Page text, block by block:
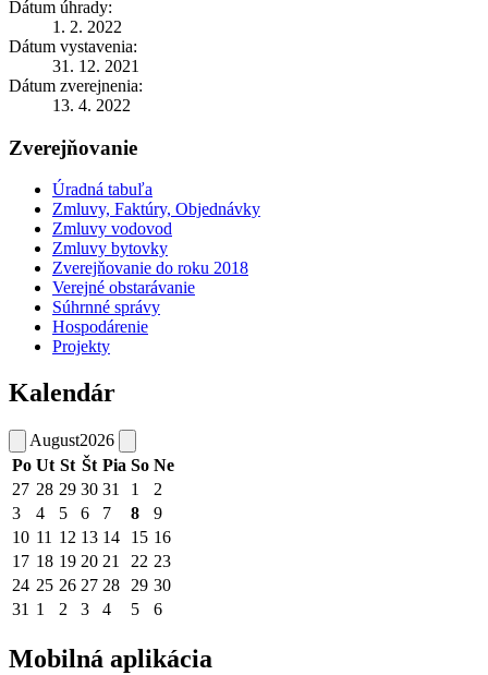
Dátum úhrady:
1. 2. 2022
Dátum vystavenia:
31. 12. 2021
Dátum zverejnenia:
13. 4. 2022
Zverejňovanie
Úradná tabuľa
Zmluvy, Faktúry, Objednávky
Zmluvy vodovod
Zmluvy bytovky
Zverejňovanie do roku 2018
Verejné obstarávanie
Súhrnné správy
Hospodárenie
Projekty
Kalendár
August2026
Po Ut St Št Pia So Ne
27 28 29 30 31 1
2
3
4 5 6 7 8
9
10 11 12 13 14 15 16
17 18 19 20 21 22 23
24 25 26 27 28 29 30
31 1 2 3 4 5 6
Mobilná aplikácia